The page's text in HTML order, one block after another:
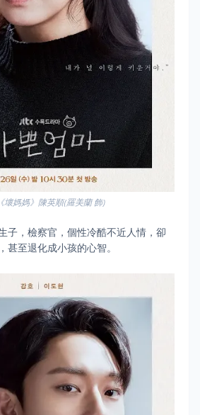
壞媽媽》陳英順(羅美蘭 飾)
子，檢察官，個性冷酷不近人情，卻
甚至退化成小孩的心智。